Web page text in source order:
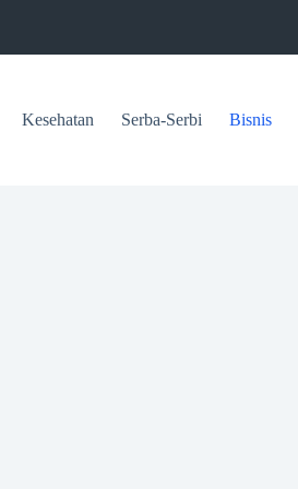
Kesehatan Serba-Serbi Bisnis